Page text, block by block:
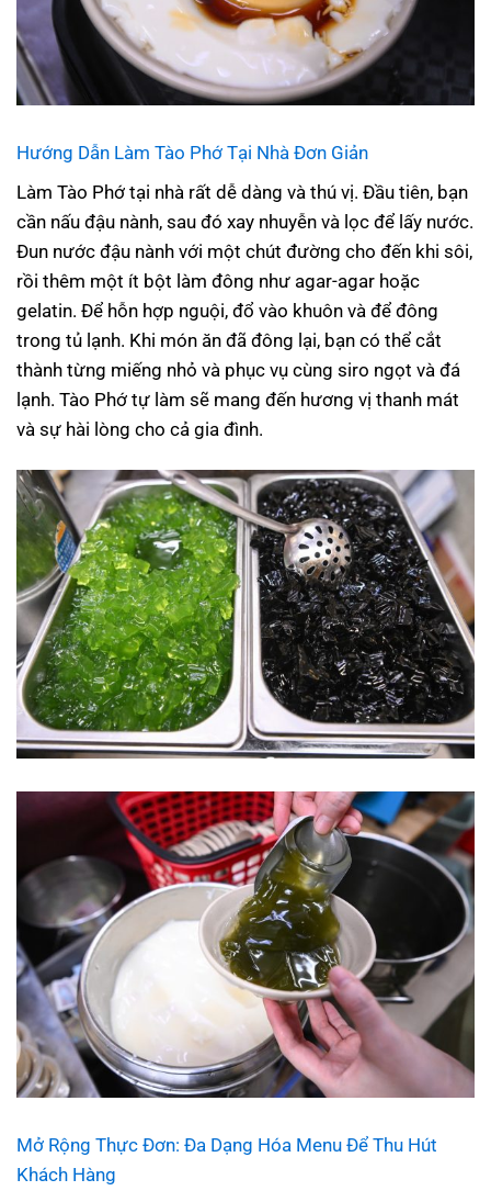
Hướng Dẫn Làm Tào Phớ Tại Nhà Đơn Giản
Làm Tào Phớ tại nhà rất dễ dàng và thú vị. Đầu tiên, bạn
cần nấu đậu nành, sau đó xay nhuyễn và lọc để lấy nước.
Đun nước đậu nành với một chút đường cho đến khi sôi,
rồi thêm một ít bột làm đông như agar-agar hoặc
gelatin. Để hỗn hợp nguội, đổ vào khuôn và để đông
trong tủ lạnh. Khi món ăn đã đông lại, bạn có thể cắt
thành từng miếng nhỏ và phục vụ cùng siro ngọt và đá
lạnh. Tào Phớ tự làm sẽ mang đến hương vị thanh mát
và sự hài lòng cho cả gia đình.
Mở Rộng Thực Đơn: Đa Dạng Hóa Menu Để Thu Hút
Khách Hàng